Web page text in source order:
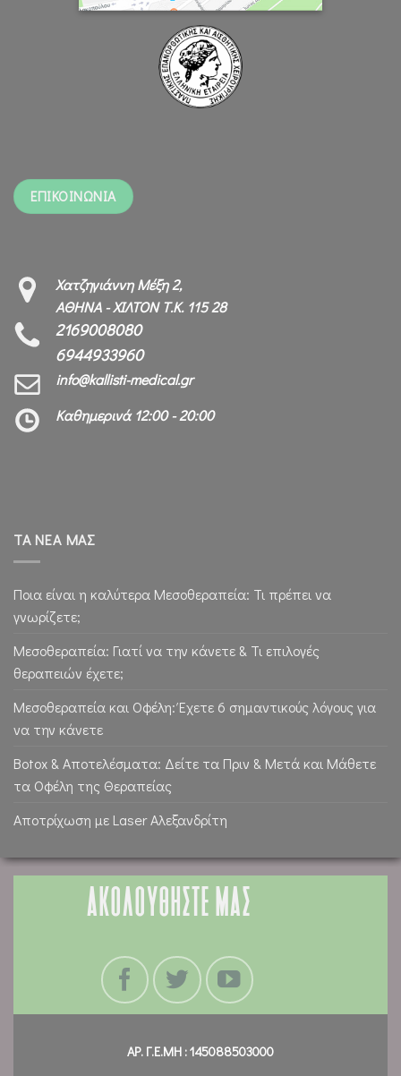
ΕΠΙΚΟΙΝΩΝΙΑ
Χατζηγιάννη Μέξη 2,
ΑΘΗΝΑ - ΧΙΛΤΟΝ Τ.Κ. 115 28
2169008080
6944933960
info@kallisti-medical.gr
Καθημερινά 12:00 - 20:00
ΤΑ ΝΕΑ ΜΑΣ
Ποια είναι η καλύτερα Μεσοθεραπεία: Τι πρέπει να
γνωρίζετε;
Μεσοθεραπεία: Γιατί να την κάνετε & Τι επιλογές
θεραπειών έχετε;
Μεσοθεραπεία και Οφέλη: Έχετε 6 σημαντικούς λόγους για
να την κάνετε
Botox & Αποτελέσματα: Δείτε τα Πριν & Μετά και Μάθετε
τα Οφέλη της Θεραπείας
Αποτρίχωση με Laser Αλεξανδρίτη
ΑΚΟΛΟΥΘΗΣΤΕ ΜΑΣ
ΑΡ. Γ.Ε.ΜΗ : 145088503000